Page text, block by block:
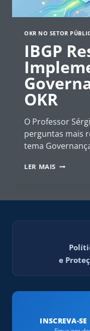
OKR NO SETOR
IBGP
OKR
O Professor
perguntas mais
tema
LER MAIS IBGP
A
DE
OKR
e
INSCREVA-